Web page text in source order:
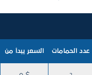
عدد الحمامات السعر يبدأ من